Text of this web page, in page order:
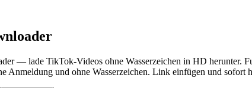
— lade TikTok-Videos ohne Wasserzeichen in HD herunter.
Anmeldung und ohne Wasserzeichen. Link einfügen und sofort